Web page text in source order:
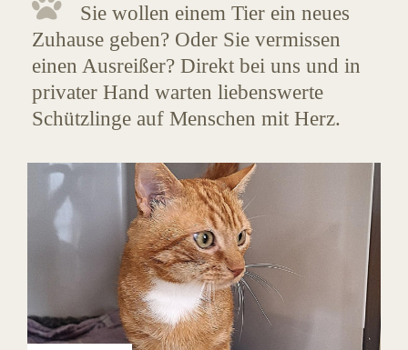
Sie wollen einem Tier ein neues
Zuhause geben? Oder Sie vermissen
einen Ausreißer? Direkt bei uns und in
privater Hand warten liebenswerte
Schützlinge auf Menschen mit Herz.